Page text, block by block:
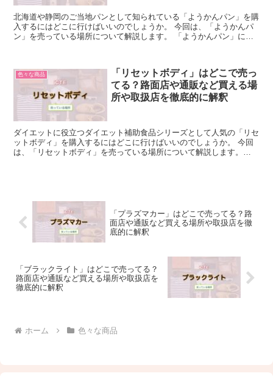
北海道や静岡のご当地パンとして知られている「ようかんパン」を購
入するにはどこに行けばいいのでしょうか。 今回は、「ようかんパ
ン」を売っている場所について解説します。 「ようかんパン」につ
色々な商品
「リセットボディ」はどこで売っ
てる？路面店や通販など買える場
所や取扱店を徹底的に解釈
ダイエットに役立つダイエット補助食品シリーズとして人気の「リセ
ットボディ」を購入するにはどこに行けばいいのでしょうか。 今回
は、「リセットボディ」を売っている場所について解説します。
「プラズマカー」はどこで売ってる？路
面店や通販など買える場所や取扱店を徹
底的に解釈
「ブラックライト」はどこで売ってる？
路面店や通販など買える場所や取扱店を
徹底的に解釈
ホーム 色々な商品